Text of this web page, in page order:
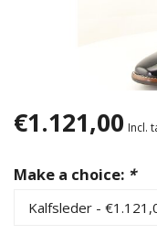
€1.121,00 Incl.
Make a choice: *